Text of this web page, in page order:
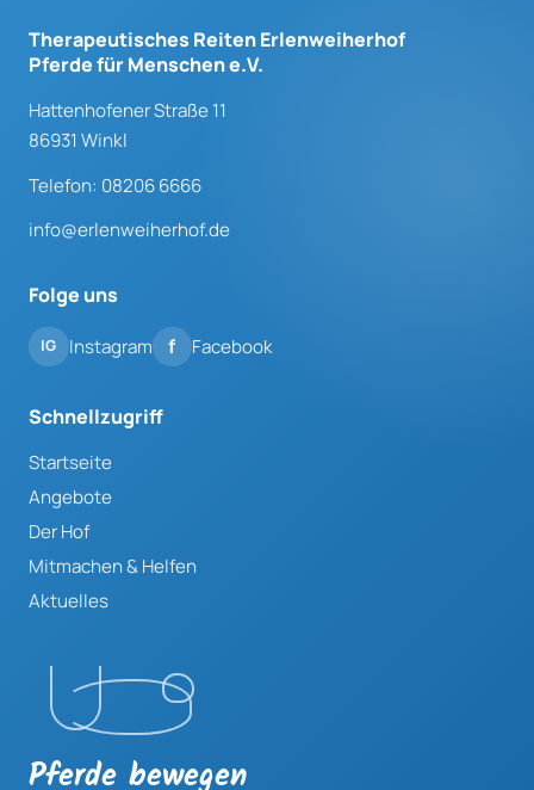
Therapeutisches Reiten Erlenweiherhof
Pferde für Menschen e.V.
Hattenhofener Straße 11
86931 Winkl
Telefon: 08206 6666
info@erlenweiherhof.de
Folge uns
Instagram Facebook
Schnellzugriff
Startseite
Angebote
Der Hof
Mitmachen & Helfen
Aktuelles
Pferde bewegen